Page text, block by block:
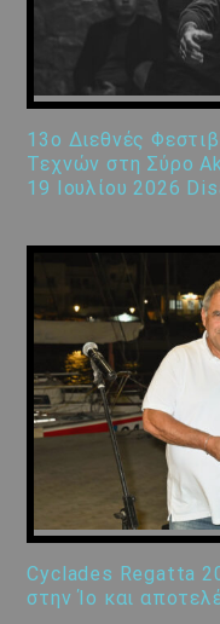
13ο Διεθνές
Τεχνών στη Σύρο
19 Ιουλίου 2026
Cyclades Regatta
στην Ίο και